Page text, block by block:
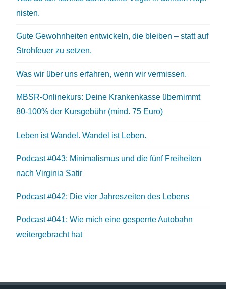
nisten.
Gute Gewohnheiten entwickeln, die bleiben – statt auf
Strohfeuer zu setzen.
Was wir über uns erfahren, wenn wir vermissen.
MBSR-Onlinekurs: Deine Krankenkasse übernimmt
80-100% der Kursgebühr (mind. 75 Euro)
Leben ist Wandel. Wandel ist Leben.
Podcast #043: Minimalismus und die fünf Freiheiten
nach Virginia Satir
Podcast #042: Die vier Jahreszeiten des Lebens
Podcast #041: Wie mich eine gesperrte Autobahn
weitergebracht hat